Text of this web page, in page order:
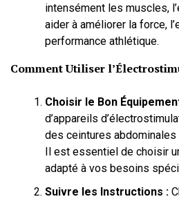
intensément les muscles,
aider à améliorer la force,
performance athlétique.
Comment Utiliser
Choisir le Bon
d’appareils
des ceintures
Il est essentiel de choisir
adapté à vos besoins
Suivre les Instructions :